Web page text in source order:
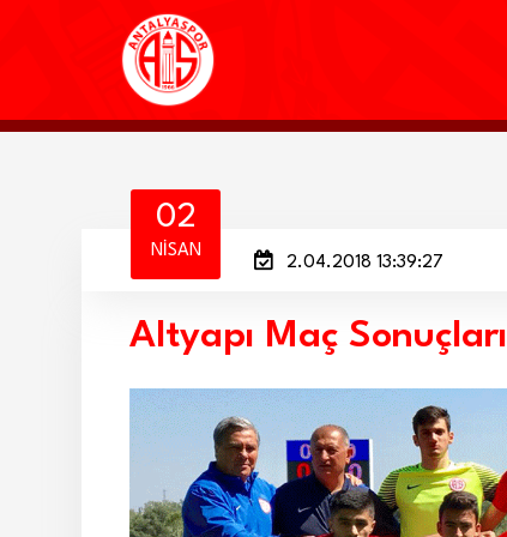
02
NISAN
2.04.2018 13:39:27
Altyapı Maç Sonuçları